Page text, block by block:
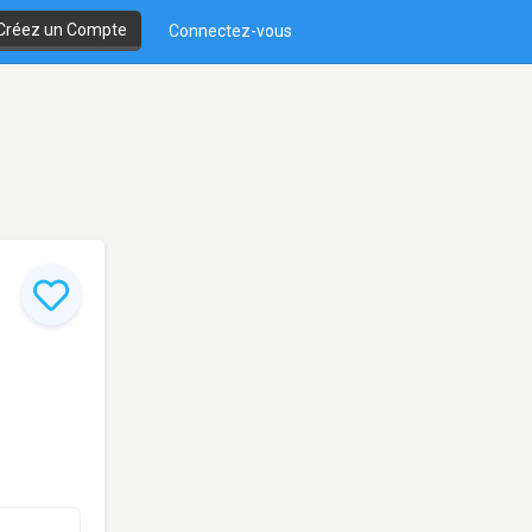
un Compte Connectez-vous